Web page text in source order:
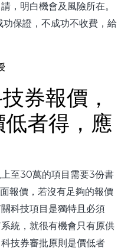
，明白機會及風險所在。
保證，不成功不收費，給
券報價，
者得，應
至30萬的項目需要3份書
報價，若沒有足夠的報價
科技項目是獨特且必須
統，就很有機會只有原供
技券審批原則是價低者